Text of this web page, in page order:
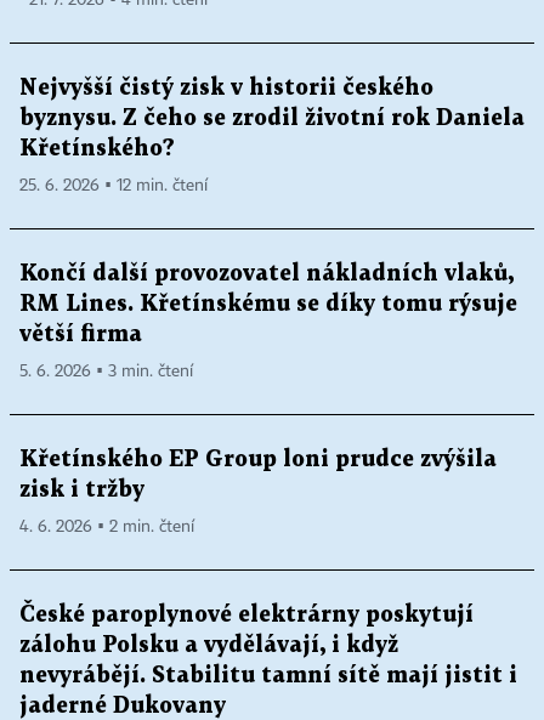
Nejvyšší čistý zisk v historii českého
byznysu. Z čeho se zrodil životní rok Daniela
Křetínského?
25. 6. 2026 ▪ 12 min. čtení
Končí další provozovatel nákladních vlaků,
RM Lines. Křetínskému se díky tomu rýsuje
větší firma
5. 6. 2026 ▪ 3 min. čtení
Křetínského EP Group loni prudce zvýšila
zisk i tržby
4. 6. 2026 ▪ 2 min. čtení
České paroplynové elektrárny poskytují
zálohu Polsku a vydělávají, i když
nevyrábějí. Stabilitu tamní sítě mají jistit i
jaderné Dukovany